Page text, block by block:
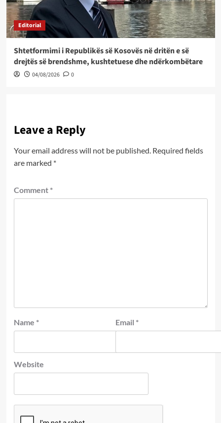
Editorial
Shtetformimi i Republikës së Kosovës në dritën e së
drejtës së brendshme, kushtetuese dhe ndërkombëtare
04/08/2026 0
Leave a Reply
Your email address will not be published. Required fields
are marked *
Comment *
Name * Email *
Website